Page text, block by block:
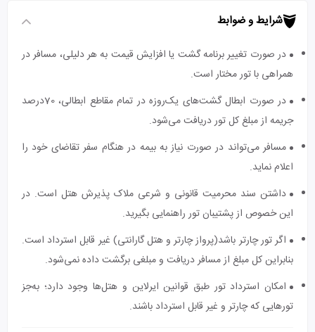
شرایط و ضوابط
در صورت تغییر برنامه گشت یا افزایش قیمت به هر دلیلی، مسافر در
همراهی با تور مختار است.
در صورت ابطال گشت‌های یک‌روزه در تمام مقاطع ابطالی، 70درصد
جریمه از مبلغ کل تور دریافت می‌شود.
مسافر می‌تواند در صورت نیاز به بیمه در هنگام سفر تقاضای خود را
اعلام نماید.
داشتن سند محرمیت قانونی و شرعی ملاک پذیرش هتل است. در
این خصوص از پشتیبان تور راهنمایی بگیرید.
اگر تور چارتر باشد(پرواز چارتر و هتل گارانتی) غیر قابل استرداد است.
بنابراین کل مبلغ از مسافر دریافت و مبلغی برگشت داده نمی‌شود.
امکان استرداد تور طبق قوانین ایرلاین و هتل‌ها وجود دارد؛ به‌جز
تورهایی که چارتر و غیر قابل استرداد باشند.